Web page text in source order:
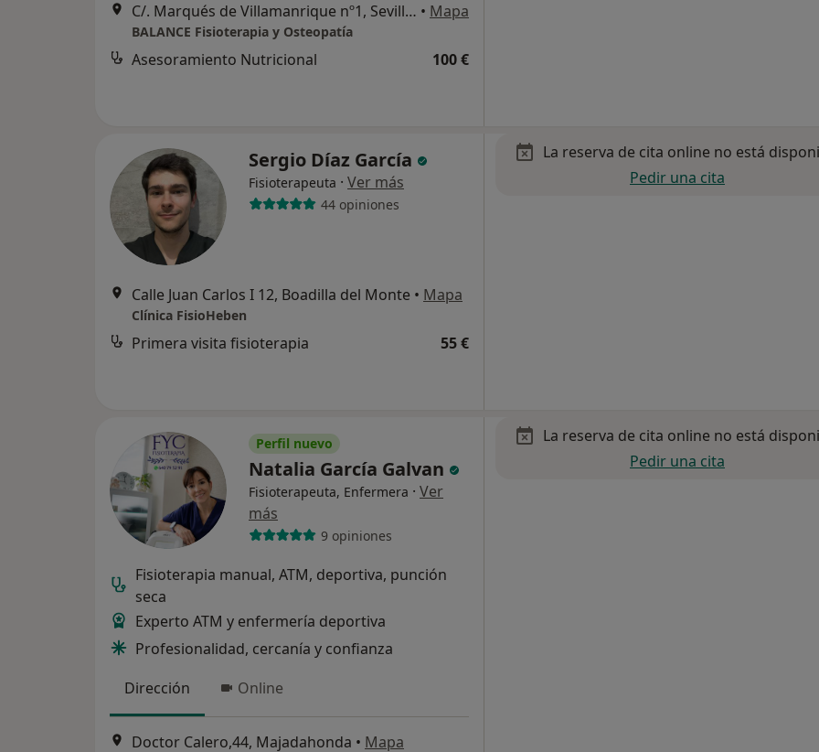
C/. Marqués de Villamanrique nº1, Sevilla La Nueva • Mapa
BALANCE Fisioterapia y Osteopatía
Asesoramiento Nutricional 100 €
Sergio Díaz García
Fisioterapeuta · Ver más
44 opiniones
Calle Juan Carlos I 12, Boadilla del Monte • Mapa
Clínica FisioHeben
Primera visita fisioterapia 55 €
La reserva de cita online no está
Pedir una cita
Perfil nuevo
Natalia García Galvan
Fisioterapeuta, Enfermera · Ver
más
9 opiniones
Fisioterapia manual, ATM, deportiva, punción
seca
Experto ATM y enfermería deportiva
Profesionalidad, cercanía y confianza
Dirección
Online
Doctor Calero,44, Majadahonda • Mapa
La reserva de cita online no está
Pedir una cita